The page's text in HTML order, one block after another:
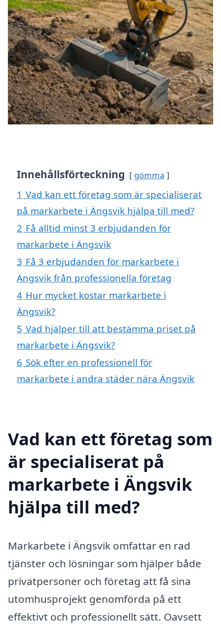
Innehållsförteckning gömma
1 Vad kan ett företag som är specialiserat
på markarbete i Ängsvik hjälpa till med?
2 Få alltid minst 3 erbjudanden för
markarbete i Ängsvik
3 Få 3 erbjudanden för markarbete i
Ängsvik från professionella företag
4 Hur mycket kostar markarbete i
Ängsvik?
5 Vad hjälper till att bestämma priset på
markarbete i Ängsvik?
6 Sök efter en professionell för
markarbete i andra städer nära Ängsvik
Vad kan ett företag som
är specialiserat på
markarbete i Ängsvik
hjälpa till med?
Markarbete i Ängsvik omfattar en rad
tjänster och lösningar som hjälper både
privatpersoner och företag att få sina
utomhusprojekt genomförda på ett
effektivt och professionellt sätt. Oavsett